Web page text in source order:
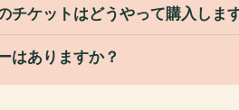
チケットはどうやって購入しま
はありますか？